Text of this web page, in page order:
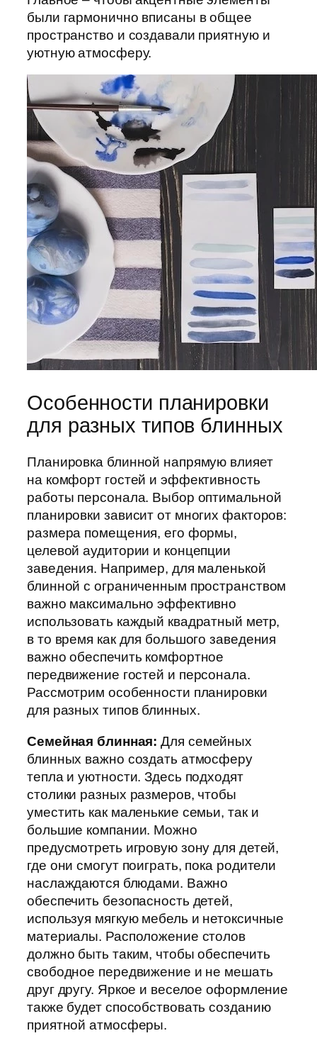
были гармонично вписаны в общее
пространство и создавали приятную и
уютную атмосферу.
Особенности планировки
для разных типов блинных
Планировка блинной напрямую влияет
на комфорт гостей и эффективность
работы персонала. Выбор оптимальной
планировки зависит от многих факторов:
размера помещения, его формы,
целевой аудитории и концепции
заведения. Например, для маленькой
блинной с ограниченным пространством
важно максимально эффективно
использовать каждый квадратный метр,
в то время как для большого заведения
важно обеспечить комфортное
передвижение гостей и персонала.
Рассмотрим особенности планировки
для разных типов блинных.
Семейная блинная: Для семейных
блинных важно создать атмосферу
тепла и уютности. Здесь подходят
столики разных размеров, чтобы
уместить как маленькие семьи, так и
большие компании. Можно
предусмотреть игровую зону для детей,
где они смогут поиграть, пока родители
наслаждаются блюдами. Важно
обеспечить безопасность детей,
используя мягкую мебель и нетоксичные
материалы. Расположение столов
должно быть таким, чтобы обеспечить
свободное передвижение и не мешать
друг другу. Яркое и веселое оформление
также будет способствовать созданию
приятной атмосферы.